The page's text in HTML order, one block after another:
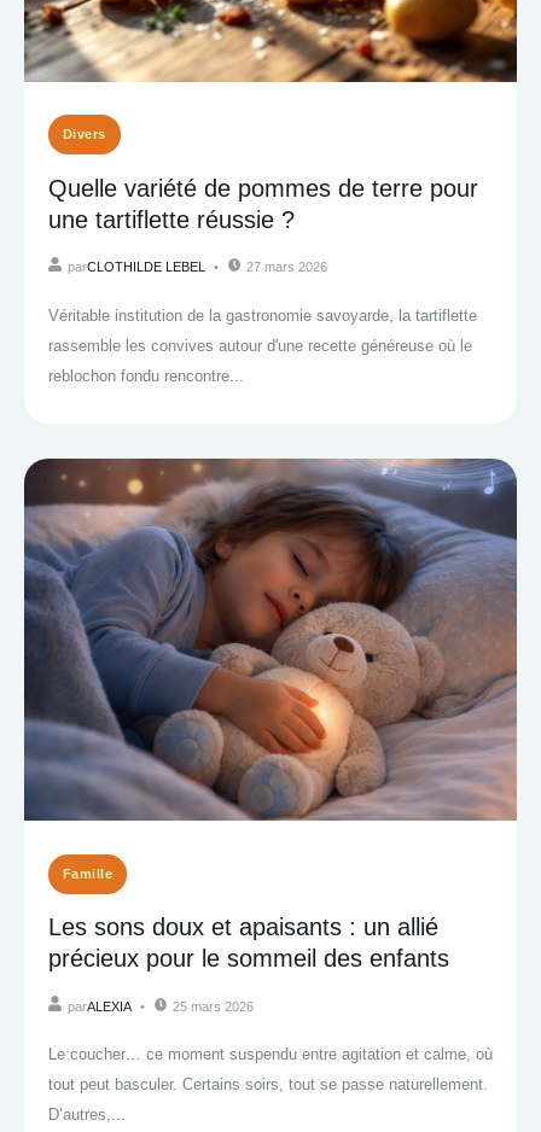
Divers
Quelle variété de pommes de terre pour
une tartiflette réussie ?
parCLOTHILDE LEBEL 27 mars 2026
Véritable institution de la gastronomie savoyarde, la tartiflette
rassemble les convives autour d'une recette généreuse où le
reblochon fondu rencontre...
Famille
Les sons doux et apaisants : un allié
précieux pour le sommeil des enfants
parALEXIA 25 mars 2026
Le coucher… ce moment suspendu entre agitation et calme, où
tout peut basculer. Certains soirs, tout se passe naturellement.
D’autres,...